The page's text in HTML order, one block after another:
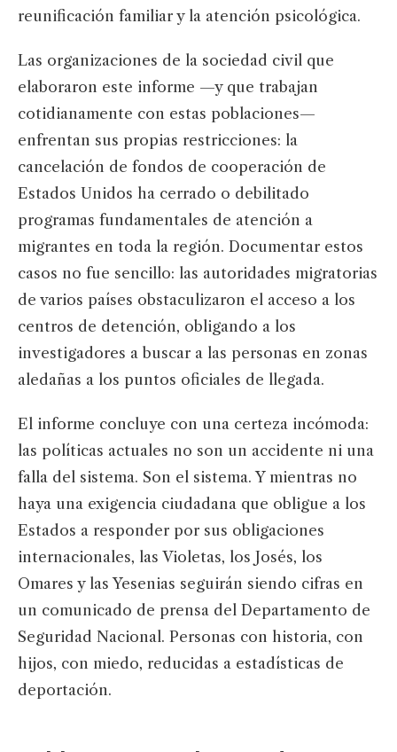
reunificación familiar y la atención psicológica.
Las organizaciones de la sociedad civil que
elaboraron este informe —y que trabajan
cotidianamente con estas poblaciones—
enfrentan sus propias restricciones: la
cancelación de fondos de cooperación de
Estados Unidos ha cerrado o debilitado
programas fundamentales de atención a
migrantes en toda la región. Documentar estos
casos no fue sencillo: las autoridades migratorias
de varios países obstaculizaron el acceso a los
centros de detención, obligando a los
investigadores a buscar a las personas en zonas
aledañas a los puntos oficiales de llegada.
El informe concluye con una certeza incómoda:
las políticas actuales no son un accidente ni una
falla del sistema. Son el sistema. Y mientras no
haya una exigencia ciudadana que obligue a los
Estados a responder por sus obligaciones
internacionales, las Violetas, los Josés, los
Omares y las Yesenias seguirán siendo cifras en
un comunicado de prensa del Departamento de
Seguridad Nacional. Personas con historia, con
hijos, con miedo, reducidas a estadísticas de
deportación.